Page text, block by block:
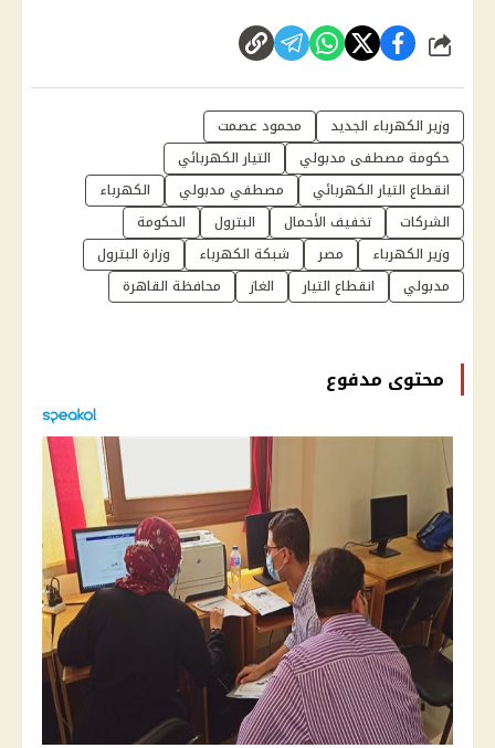
شارك
وزير الكهرباء الجديد
محمود عصمت
حكومة مصطفى مدبولي
التيار الكهربائي
انقطاع التيار الكهربائي
مصطفي مدبولي
الكهرباء
الشركات
تخفيف الأحمال البترول
الحكومة
وزير الكهرباء
مصر شبكة الكهرباء
وزارة البترول
مدبولي
انقطاع التيار الغاز محافظة القاهرة
محتوى مدفوع